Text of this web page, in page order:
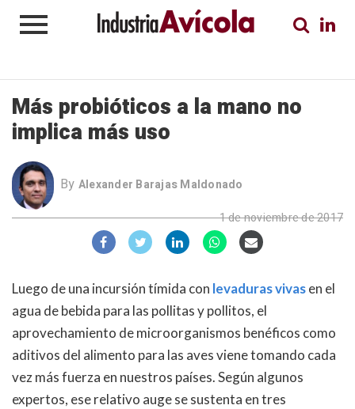
Más probióticos a la mano no
implica más uso
By Alexander Barajas Maldonado
1 de noviembre de 2017
Luego de una incursión tímida con levaduras vivasen el
agua de bebida para las pollitas y pollitos, el
aprovechamiento de microorganismos benéficos como
aditivos del alimento para las aves viene tomando cada
vez más fuerza en nuestros países. Según algunos
expertos, ese relativo auge se sustenta en tres